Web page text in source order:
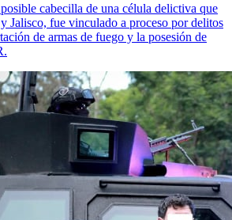
cabecilla de una célula delictiva que
Jalisco, fue vinculado a proceso por delitos
de armas de fuego y la posesión de